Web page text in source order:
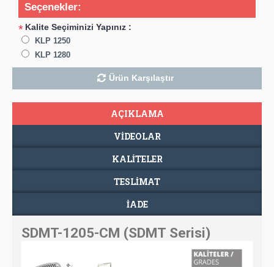
Seçenekler:
* Kalite Seçiminizi Yapınız :
KLP 1250
KLP 1280
Ürün Karşılaştır
AÇIKLAMA
VIDEOLAR
KALİTELER
TESLIMAT
İADE
SDMT-1205-CM (SDMT Serisi)